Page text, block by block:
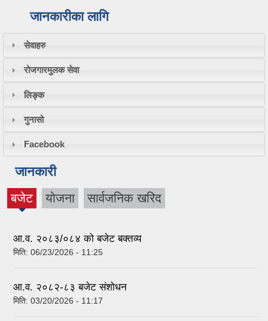
जानकारीका लागि
सेवाहरु
रोजगारमुलक सेवा
लिङ्क
गुनासो
Facebook
जानकारी
बजेट
(active
योजना सार्वजनिक खरिद
आ.व. २०८३/०८४ को बजेट बक्तव्य
मिति: 06/23/2026 - 11:25
आ.व. २०८२-८३ बजेट संशोधन
मिति: 03/20/2026 - 11:17